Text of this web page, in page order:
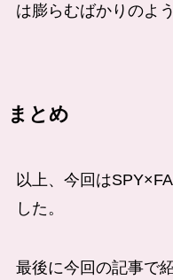
は膨らむばかりのよう
まとめ
以上、今回は
した。
最後に今回の記事で